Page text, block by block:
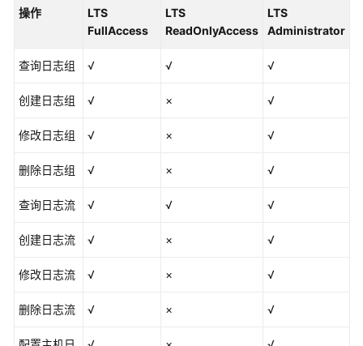
权
操作
LTS
FullAccess
LTS
ReadOnlyAccess
LTS
Administrator
查询日志组 √ √ √
创建日志组 √ × √
修改日志组 √ × √
删除日志组 √ × √
查询日志流 √ √ √
创建日志流 √ × √
修改日志流 √ × √
删除日志流 √ × √